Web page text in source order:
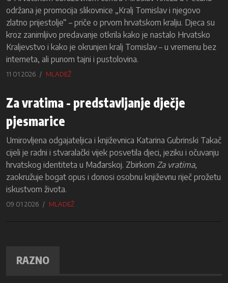
održana je promocija slikovnice „Kralj Tomislav i njegovo
zlatno prijestolje“ – priče o prvom hrvatskom kralju. Djeca su
kroz zanimljivo predavanje otkrila kako je nastalo Hrvatsko
Kraljevstvo i kako je okrunjen kralj Tomislav – u vremenu bez
interneta, ali punom tajni i pustolovina.
11 01 2026 MLADEŽ
Za vratima - predstavljanje dječje
pjesmarice
Umirovljena odgajateljica i književnica Katarina Gubrinski Takač
cijeli je radni i stvaralački vijek posvetila djeci, jeziku i očuvanju
hrvatskog identiteta u Mađarskoj. Zbirkom Za vratima,
zaokružuje bogat opus i donosi osobnu književnu riječ prožetu
iskustvom života.
09 01 2026 MLADEŽ
RAZNO